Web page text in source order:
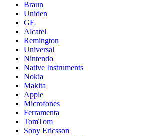
Braun
Uniden
GE
Alcatel
Remington
Universal
Nintendo
Native Instruments
Nokia
Makita
Apple
Microfones
Ferramenta
TomTom
Sony Ericsson